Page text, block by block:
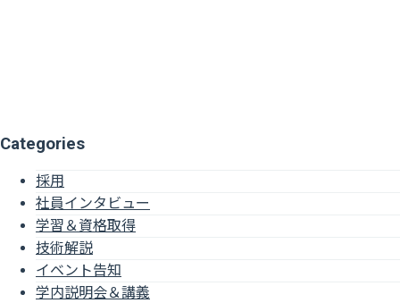
Categories
採用
社員インタビュー
学習＆資格取得
技術解説
イベント告知
学内説明会＆講義